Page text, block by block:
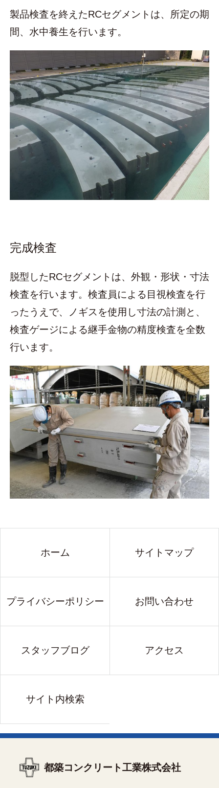
製品検査を終えたRCセグメントは、所定の期
間、水中養生を行います。
完成検査
脱型したRCセグメントは、外観・形状・寸法
検査を行います。検査員による目視検査を行
ったうえで、ノギスを使用し寸法の計測と、
検査ゲージによる継手金物の精度検査を全数
行います。
ホーム サイトマップ
プライバシーポリシー お問い合わせ
スタッフブログ アクセス
サイト内検索
都築コンクリート工業株式会社